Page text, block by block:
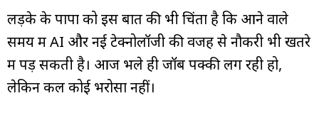
लड़के के पापा को इस बात की भी चिंता है कि आने वाले
समय में AI और नई टेक्नोलॉजी की वजह से नौकरी भी खतरे
में पड़ सकती है। आज भले ही जॉब पक्की लग रही हो,
लेकिन कल कोई भरोसा नहीं।